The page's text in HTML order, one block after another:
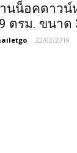
นน็อคดาวน์
ตรม. ขนาด
- 22/02/2019